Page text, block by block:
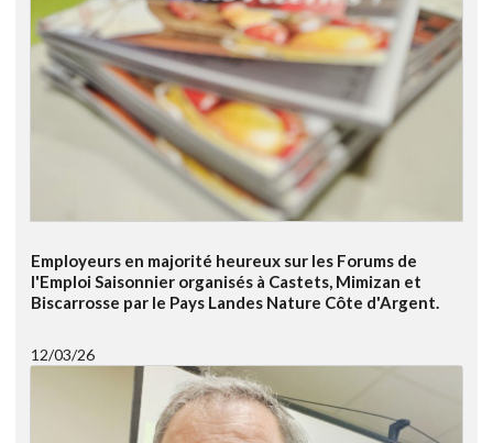
Employeurs en majorité heureux sur les Forums de
l'Emploi Saisonnier organisés à Castets, Mimizan et
Biscarrosse par le Pays Landes Nature Côte d'Argent.
12/03/26